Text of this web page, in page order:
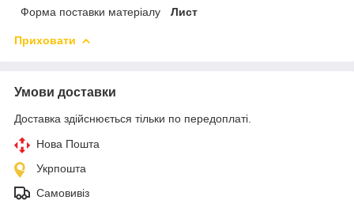
Форма поставки матеріалу
Лист
Приховати
Умови доставки
Доставка здійснюється тільки по передоплаті.
Нова Пошта
Укрпошта
Самовивіз